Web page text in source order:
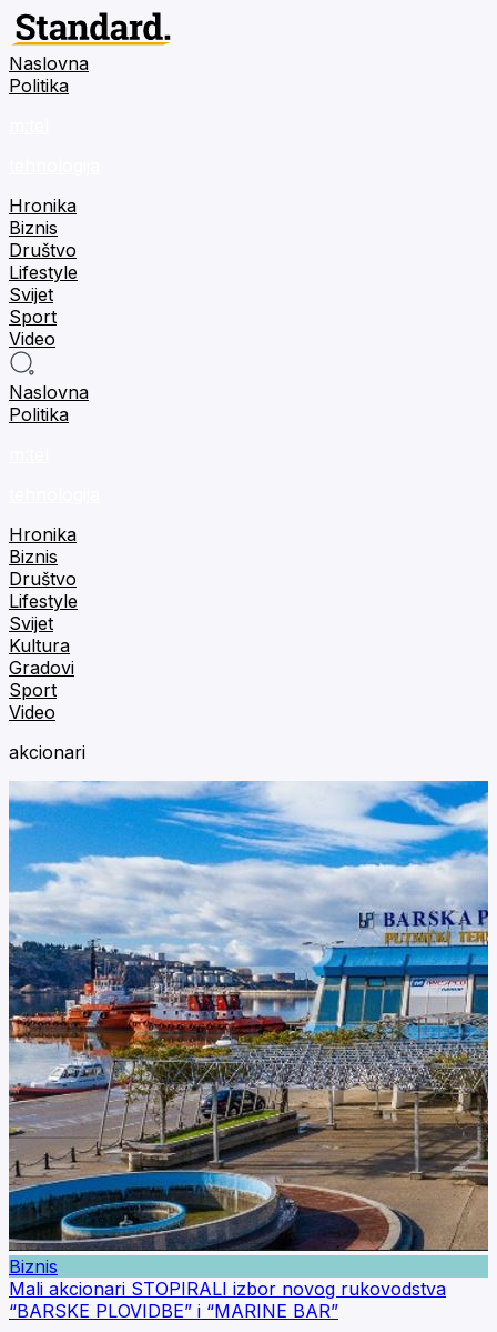
Naslovna
Politika
Hronika
Biznis
Društvo
Lifestyle
Svijet
Sport
Video
Naslovna
Politika
Hronika
Biznis
Društvo
Lifestyle
Svijet
Kultura
Gradovi
Sport
Video
akcionari
Biznis
Mali akcionari STOPIRALI izbor novog rukovodstva
“BARSKE PLOVIDBE” i “MARINE BAR”